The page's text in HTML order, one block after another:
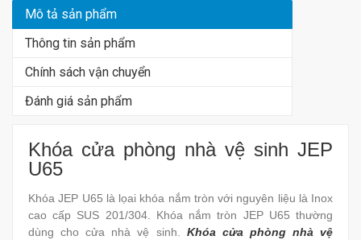
Mô tả sản phẩm
Thông tin sản phẩm
Chính sách vận chuyển
Đánh giá sản phẩm
Khóa cửa phòng nhà vệ sinh JEP
U65
Khóa JEP U65 là lọai khóa nắm tròn với nguyên liệu là Inox
cao cấp SUS 201/304. Khóa nắm tròn JEP U65 thường
dùng cho cửa nhà vệ sinh. Khóa cửa phòng nhà vệ